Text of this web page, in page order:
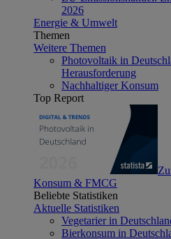
2026
Energie & Umwelt
Themen
Weitere Themen
Photovoltaik in
Herausforderung
Nachhaltiger Konsum
Top Report
Konsum & FMCG
Beliebte Statistiken
Aktuelle Statistiken
Vegetarier in
Bierkonsum in